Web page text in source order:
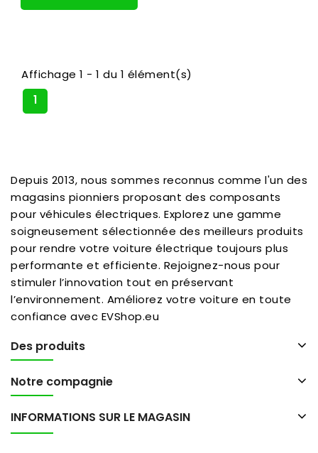
Affichage 1 - 1 du 1 élément(s)
1
Depuis 2013, nous sommes reconnus comme l'un des
magasins pionniers proposant des composants
pour véhicules électriques. Explorez une gamme
soigneusement sélectionnée des meilleurs produits
pour rendre votre voiture électrique toujours plus
performante et efficiente. Rejoignez-nous pour
stimuler l’innovation tout en préservant
l’environnement. Améliorez votre voiture en toute
confiance avec EVShop.eu
Des produits
Notre compagnie
INFORMATIONS SUR LE MAGASIN